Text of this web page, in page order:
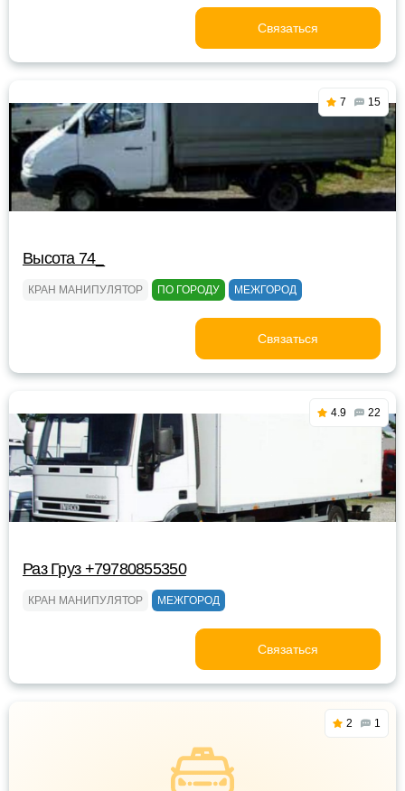
Связаться
7 15
Высота 74_
КРАН МАНИПУЛЯТОР ПО ГОРОДУ МЕЖГОРОД
Связаться
4.9 22
Раз Груз +79780855350
КРАН МАНИПУЛЯТОР МЕЖГОРОД
Связаться
2 1